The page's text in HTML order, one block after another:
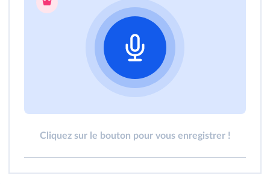
Cliquez sur le bouton pour vous enregistrer !